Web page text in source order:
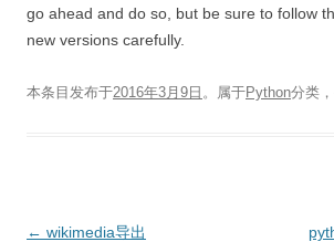
go ahead and do so, but be sure to follow
new versions carefully.
本条目发布于2016年3月9日 。属于Python分类
文
← wikimedia导出